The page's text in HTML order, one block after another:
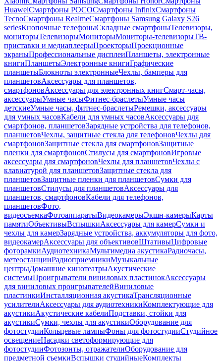
HuaweiСмартфоны POCOСмартфоны InfinixСмартфоны
TecnoСмартфоны RealmeСмартфоны Samsung Galaxy S26
seriesКнопочные телефоныСкладные смартфоныТелевизоры,
мониторыТелевизорыМониторыМониторы-телевизорыТВ-
приставки и медиаплеерыПроекторыПроекционные
экраныПрофессиональные дисплеиПланшеты, электронные
книгиПланшетыЭлектронные книгиГрафические
планшетыБлокноты электронныеЧехлы, бамперы для
планшетовАксессуары для планшетов,
смартфоновАксессуары для электронных книгСмарт-часы,
аксессуарыУмные часыФитнес-браслетыУмные часы
детскиеУмные часы, фитнес-браслетыРемешки, аксессуары
для умных часовКабели для умных часовАксессуары для
смартфонов, планшетовЗарядные устройства для телефонов,
планшетовЧехлы, защитные стекла для телефоновЧехлы для
смартфоновЗащитные стекла для смартфоновЗащитные
пленки для смартфоновСтилусы для смартфоновИгровые
аксессуары для смартфоновЧехлы для планшетовЧехлы с
клавиатурой для планшетовЗащитные стекла для
планшетовЗащитные пленки для планшетовСумки для
планшетовСтилусы для планшетовАксессуары для
планшетов, смартфоновКабели для телефонов,
планшетовФото,
видеосъемкаФотоаппаратыВидеокамерыЭкшн-камерыКарты
памятиОбъективыВспышкиАксессуары для камерСумки и
чехлы для камерЗарядные устройства, аккумуляторы для фото,
видеокамерАксессуары для объективовШтативыЦифровые
фоторамкиАудиотехникаМультимедиа акустикаРадиочасы,
метеостанцииРадиоприемникиМузыкальные
центрыДомашние кинотеатрыАкустические
системыПроигрыватели виниловых пластинокАксессуары
для виниловых проигрывателейВиниловые
пластинкиИнсталляционная акустикаТрансляционные
усилителиАксессуары для аудиотехникиКомплектующие для
акустикиАкустические кабелиПодставки, стойки для
акустикиСумки, чехлы для акустикиОборудование для
фотостудииКольцевые лампыФоны для фотостудииСтудийное
освещениеНасадки светоформирующие для
фотостудииФотозонты, отражателиОборудование для
предметной съемкиВспышки студийныеКомплекты